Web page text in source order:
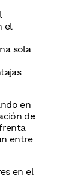
el
sola
en
de
entre
en el